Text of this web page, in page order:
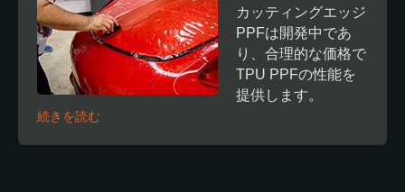
カッティングエッジ
PPFは開発中であ
り、合理的な価格で
TPU PPFの性能を
提供します。
続きを読む